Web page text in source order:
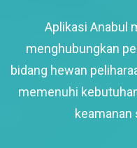
Aplikasi Anabul
menghubungkan
bidang hewan
memenuhi
keamanan